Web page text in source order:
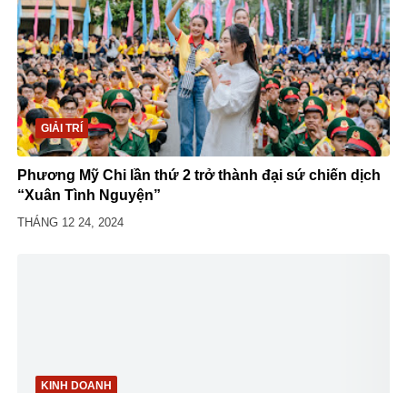
GIẢI TRÍ
Phương Mỹ Chi lần thứ 2 trở thành đại sứ chiến dịch
“Xuân Tình Nguyện”
THÁNG 12 24, 2024
KINH DOANH